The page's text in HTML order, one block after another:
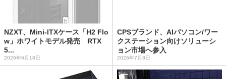
NZXT、Mini-ITXケース「H2 Flo
w」ホワイトモデル発売 RTX
5...
2026年6月18日
CPSブランド、AIパソコン/ワー
クステーション向けソリューシ
ョン市場へ参入
2026年7月8日